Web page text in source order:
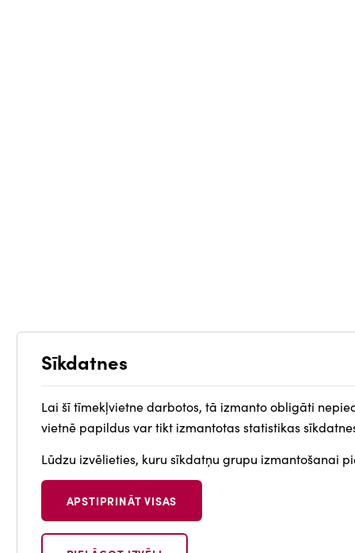
Sīkdatnes
Lai šī tīmekļvietne darbotos, tā izmanto obligāti
vietnē papildus var tikt izmantotas statistikas
Lūdzu izvēlieties, kuru sīkdatņu grupu izmantošanai
APSTIPRINĀT VISAS